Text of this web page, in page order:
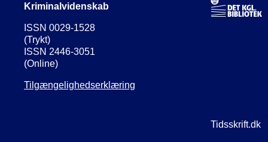
Kriminalvidenskab
ISSN 0029-1528
(Trykt)
ISSN 2446-3051
(Online)
Tilgængelighedserklæring